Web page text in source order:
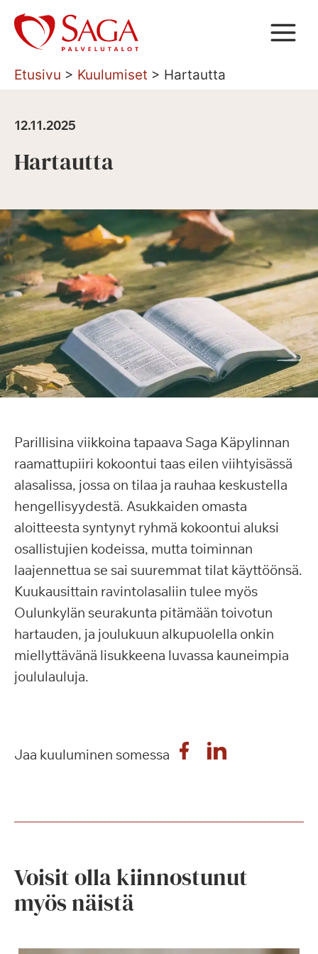
Siirry
sisältöön
Etusivu > Kuulumiset > Hartautta
12.11.2025
Hartautta
Parillisina viikkoina tapaava Saga Käpylinnan
raamattupiiri kokoontui taas eilen viihtyisässä
alasalissa, jossa on tilaa ja rauhaa keskustella
hengellisyydestä. Asukkaiden omasta
aloitteesta syntynyt ryhmä kokoontui aluksi
osallistujien kodeissa, mutta toiminnan
laajennettua se sai suuremmat tilat käyttöönsä.
Kuukausittain ravintolasaliin tulee myös
Oulunkylän seurakunta pitämään toivotun
hartauden, ja joulukuun alkupuolella onkin
miellyttävänä lisukkeena luvassa kauneimpia
joululauluja.
Jaa kuuluminen somessa
Voisit olla kiinnostunut
myös näistä